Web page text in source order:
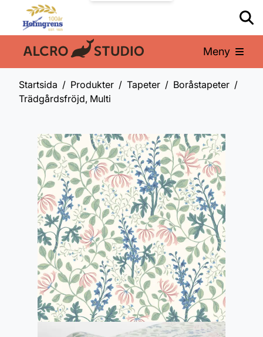
En del av: Meny
Startsida Produkter Tapeter
Boråstapeter
Trädgårdsfröjd, Multi